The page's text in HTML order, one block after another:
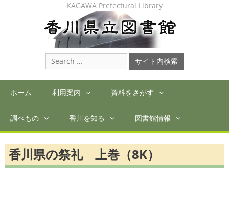
KAGAWA Prefectural Library
Search
for:
ホーム 利用案内 資料をさがす
調べもの 香川を知る 図書館情報
香川県の祭礼 上巻（8K）